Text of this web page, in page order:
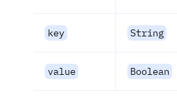
key String
value Boolean